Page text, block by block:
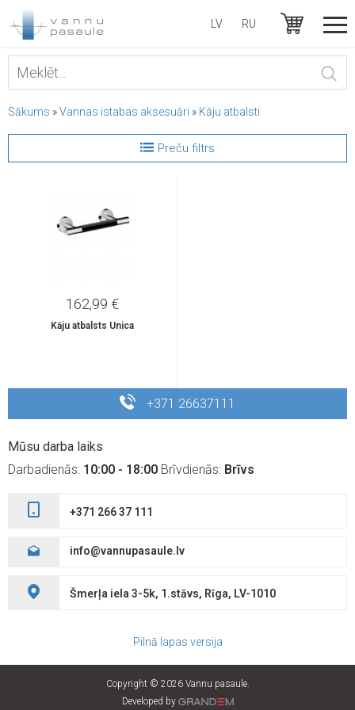
LV RU
Sākums »Vannas istabas aksesuāri » Kāju atbalsti
Preču filtrs
162,99 €
Kāju atbalsts Unica
+371 26637111
Mūsu darba laiks
Darbadienās: 10:00 - 18:00 Brīvdienās: Brīvs
+371 266 37 111
info@vannupasaule.lv
Šmerļa iela 3-5k, 1.stāvs, Rīga, LV-1010
Pilnā lapas versija
Copyright © 2026 Vannu pasaule.
Developed by